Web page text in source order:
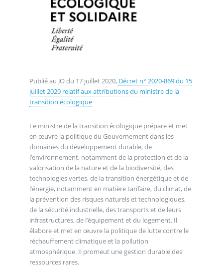
Publié au JO du 17 juillet 2020, Décret n° 2020-869 du 15
juillet 2020 relatif aux attributions du ministre de la
transition écologique
Le ministre de la transition écologique prépare et met
en œuvre la politique du Gouvernement dans les
domaines du développement durable, de
l’environnement, notamment de la protection et de la
valorisation de la nature et de la biodiversité, des
technologies vertes, de la transition énergétique et de
l’énergie, notamment en matière tarifaire, du climat, de
la prévention des risques naturels et technologiques,
de la sécurité industrielle, des transports et de leurs
infrastructures, de l’équipement et du logement. Il
élabore et met en œuvre la politique de lutte contre le
réchauffement climatique et la pollution
atmosphérique. Il promeut une gestion durable des
ressources rares.